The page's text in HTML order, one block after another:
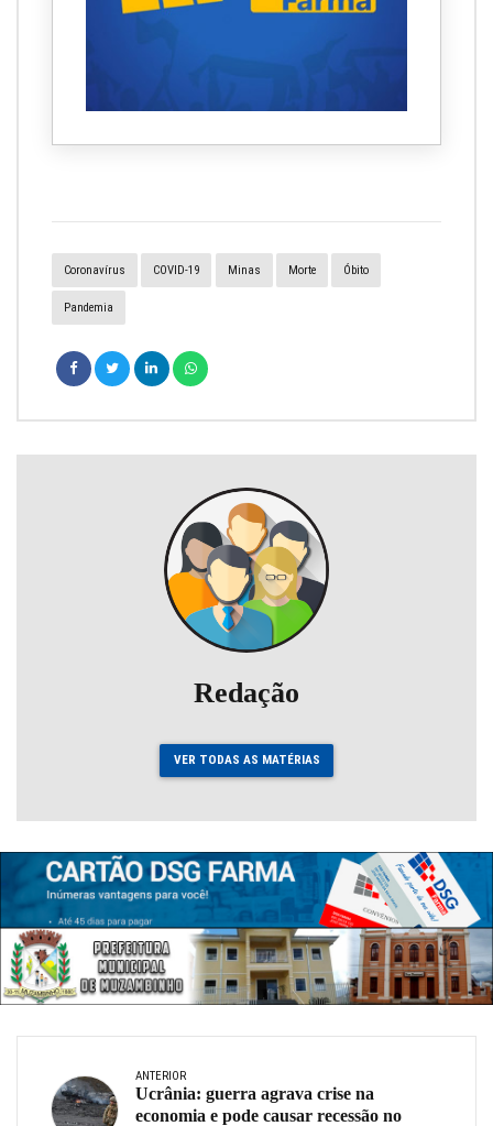
Coronavírus COVID-19 Minas Morte Óbito
Pandemia
Redação
VER TODAS AS MATÉRIAS
ANTERIOR
Ucrânia: guerra agrava crise na
economia e pode causar recessão no